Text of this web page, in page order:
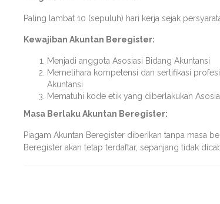
Paling lambat 10 (sepuluh) hari kerja sejak
Kewajiban Akuntan Beregister:
Menjadi anggota Asosiasi Bidang Akuntansi
Memelihara kompetensi dan sertifikasi
Akuntansi
Mematuhi kode etik yang diberlakukan
Masa Berlaku Akuntan Beregister:
Piagam Akuntan Beregister diberikan tanpa masa
Beregister akan tetap terdaftar, sepanjang tidak